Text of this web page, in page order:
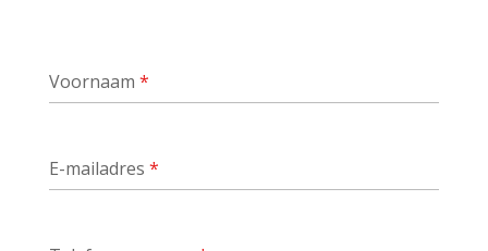
Voornaam *
E-mailadres *